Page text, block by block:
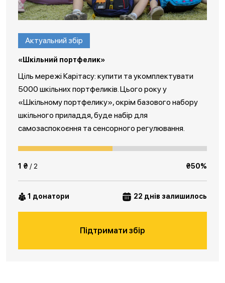
Актуальний збір
«Шкільний портфелик»
Ціль мережі Карітасу: купити та укомплектувати
5000 шкільних портфеликів. Цього року у
«Шкільному портфелику», окрім базового набору
шкільного приладдя, буде набір для
самозаспокоєння та сенсорного регулювання.
1 ₴ / 2 ₴50%
1 донатори 22 днів залишилось
Підтримати збір